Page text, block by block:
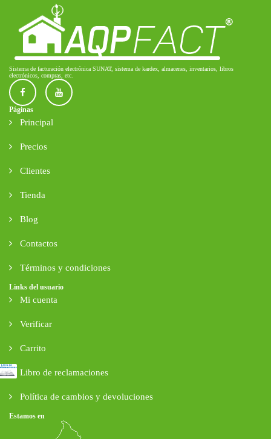
Sistema de facturación electrónica SUNAT, sistema de kardex, almacenes, inventarios, libros
electrónicos, compras, etc.
Páginas
Principal
Precios
Clientes
Tienda
Blog
Contactos
Términos y condiciones
Links del usuario
Mi cuenta
Verificar
Carrito
Libro de reclamaciones
Política de cambios y devoluciones
Estamos en